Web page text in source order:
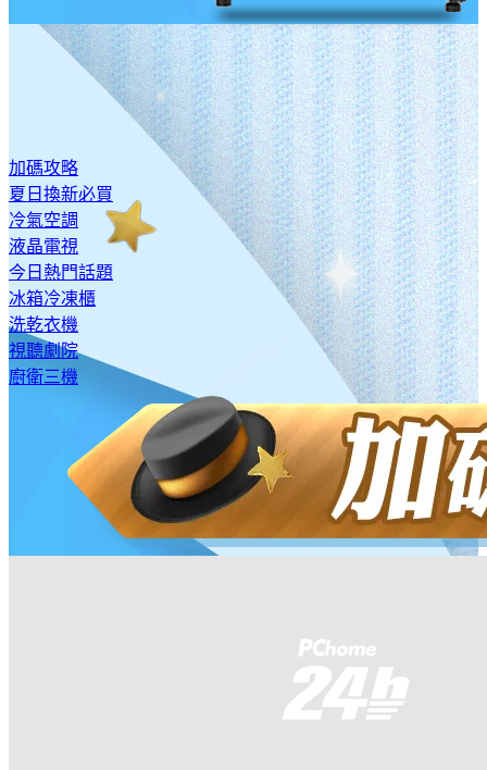
加碼攻略
夏日換新必買
冷氣空調
液晶電視
今日熱門話題
冰箱冷凍櫃
洗乾衣機
視聽劇院
廚衛三機